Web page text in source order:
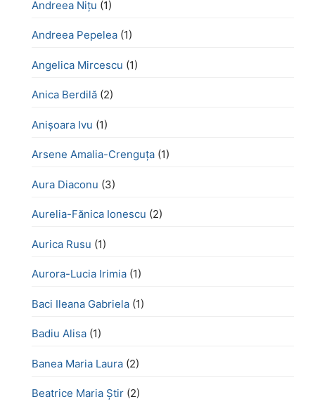
Andreea Nițu (1)
Andreea Pepelea (1)
Angelica Mircescu (1)
Anica Berdilă (2)
Anișoara Ivu (1)
Arsene Amalia-Crenguța (1)
Aura Diaconu (3)
Aurelia-Fănica Ionescu (2)
Aurica Rusu (1)
Aurora-Lucia Irimia (1)
Baci Ileana Gabriela (1)
Badiu Alisa (1)
Banea Maria Laura (2)
Beatrice Maria Știr (2)